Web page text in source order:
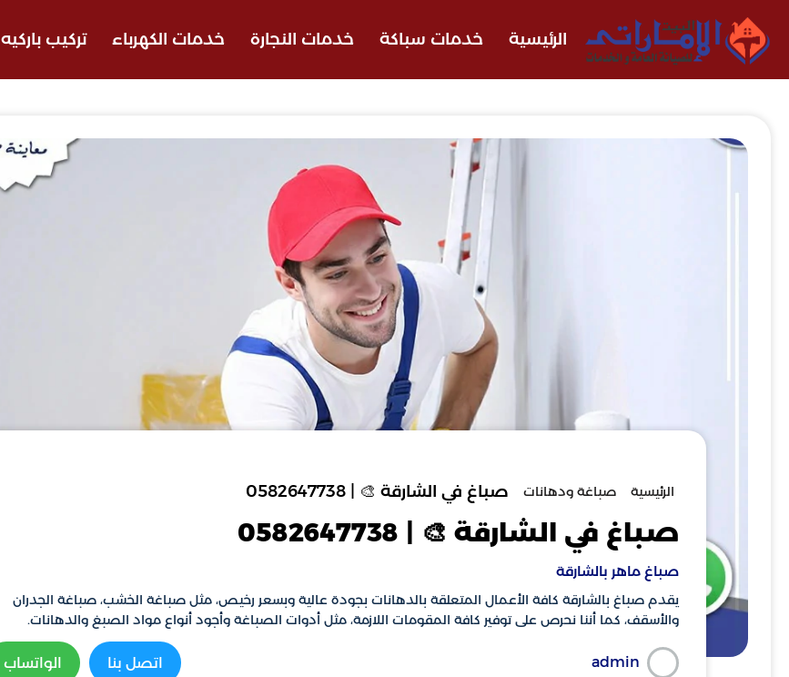
الرئيسية خدمات سباكة خدمات النجارة خدمات الكهرباء تركيب باركيه
الرئيسية صباغة ودهانات صباغ في الشارقة 🎨 | 0582647738
صباغ في الشارقة 🎨 | 0582647738
صباغ ماهر بالشارقة
يقدم صباغ بالشارقة كافة الأعمال المتعلقة بالدهانات بجودة عالية وبسعر رخيص، مثل صباغة الخشب، صباغة الجدران
والأسقف، كما أننا نحرص على توفير كافة المقومات اللازمة، مثل أدوات الصباغة وأجود أنواع مواد الصبغ والدهانات.
admin اتصل بنا الواتساب